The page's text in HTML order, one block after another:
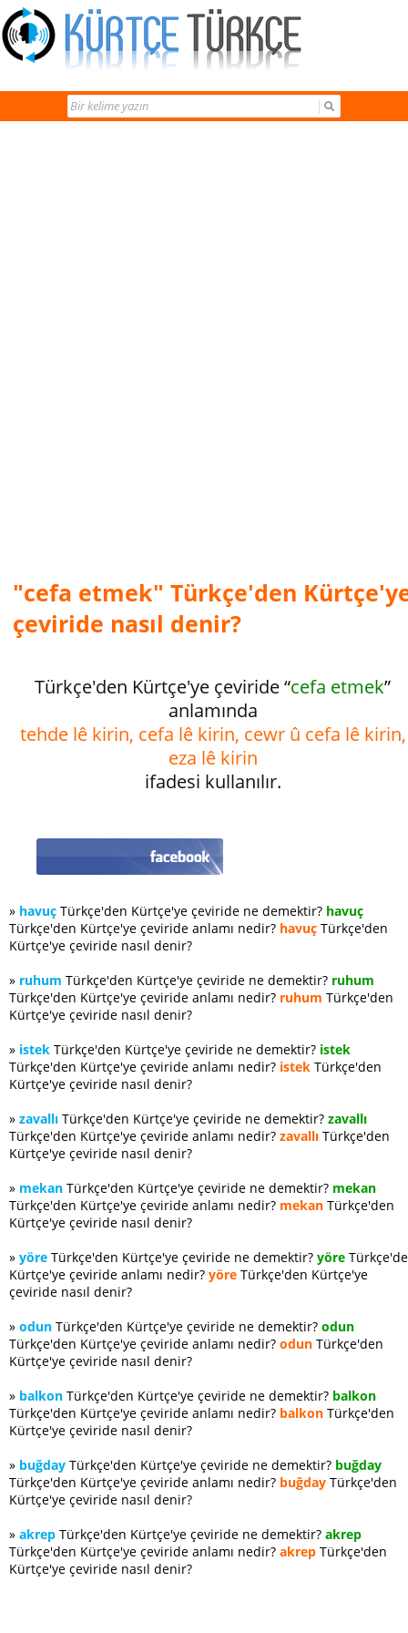
"cefa etmek" Türkçe'den
çeviride nasıl denir?
Türkçe'den Kürtçe'ye çeviride “cefa etmek”
anlamında
tehde lê kirin, cefa lê kirin, cewr û cefa lê kirin,
eza lê kirin
ifadesi kullanılır.
» havuç Türkçe'den Kürtçe'ye çeviride ne demektir? havuç
Türkçe'den Kürtçe'ye çeviride anlamı nedir? havuç Türkçe'den
Kürtçe'ye çeviride nasıl denir?
» ruhum Türkçe'den Kürtçe'ye çeviride ne demektir? ruhum
Türkçe'den Kürtçe'ye çeviride anlamı nedir? ruhum Türkçe'den
Kürtçe'ye çeviride nasıl denir?
» istek Türkçe'den Kürtçe'ye çeviride ne demektir? istek
Türkçe'den Kürtçe'ye çeviride anlamı nedir? istek Türkçe'den
Kürtçe'ye çeviride nasıl denir?
» zavallı Türkçe'den Kürtçe'ye çeviride ne demektir? zavallı
Türkçe'den Kürtçe'ye çeviride anlamı nedir? zavallı Türkçe'den
Kürtçe'ye çeviride nasıl denir?
» mekan Türkçe'den Kürtçe'ye çeviride ne demektir? mekan
Türkçe'den Kürtçe'ye çeviride anlamı nedir? mekan Türkçe'den
Kürtçe'ye çeviride nasıl denir?
» yöre Türkçe'den Kürtçe'ye çeviride ne demektir? yöre
Kürtçe'ye çeviride anlamı nedir? yöre Türkçe'den Kürtçe'ye
çeviride nasıl denir?
» odun Türkçe'den Kürtçe'ye çeviride ne demektir? odun
Türkçe'den Kürtçe'ye çeviride anlamı nedir? odun Türkçe'den
Kürtçe'ye çeviride nasıl denir?
» balkon Türkçe'den Kürtçe'ye çeviride ne demektir? balkon
Türkçe'den Kürtçe'ye çeviride anlamı nedir? balkon Türkçe'den
Kürtçe'ye çeviride nasıl denir?
» buğday Türkçe'den Kürtçe'ye çeviride ne demektir? buğday
Türkçe'den Kürtçe'ye çeviride anlamı nedir? buğday Türkçe'den
Kürtçe'ye çeviride nasıl denir?
» akrep Türkçe'den Kürtçe'ye çeviride ne demektir? akrep
Türkçe'den Kürtçe'ye çeviride anlamı nedir? akrep Türkçe'den
Kürtçe'ye çeviride nasıl denir?